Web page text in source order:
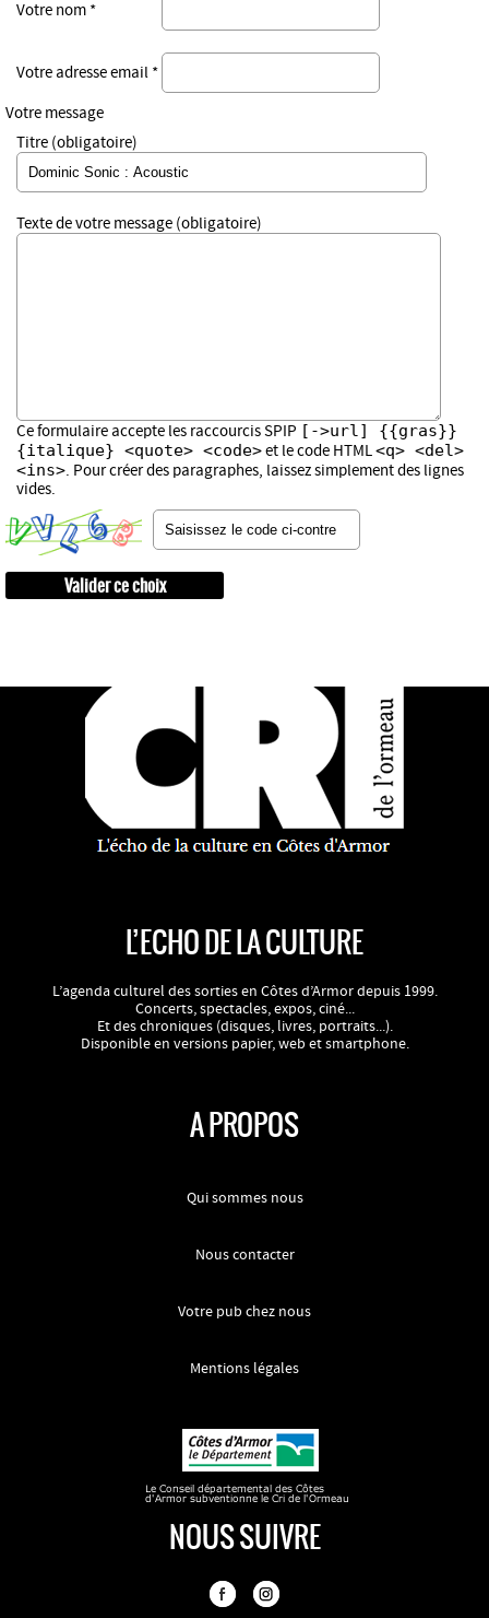
Votre nom *
Votre adresse email *
Votre message
Titre (obligatoire)
Texte de votre message (obligatoire)
Ce formulaire accepte les raccourcis SPIP [->url] {{gras}}
{italique} <quote> <code>et le code HTML<q> <del>
<ins>. Pour créer des paragraphes, laissez simplement des lignes
vides.
L’ECHO DE LA CULTURE
L’agenda culturel des sorties en Côtes d’Armor depuis 1999.
Concerts, spectacles, expos, ciné...
Et des chroniques (disques, livres, portraits...).
Disponible en versions papier, web et smartphone.
A PROPOS
Qui sommes nous
Nous contacter
Votre pub chez nous
Mentions légales
NOUS SUIVRE